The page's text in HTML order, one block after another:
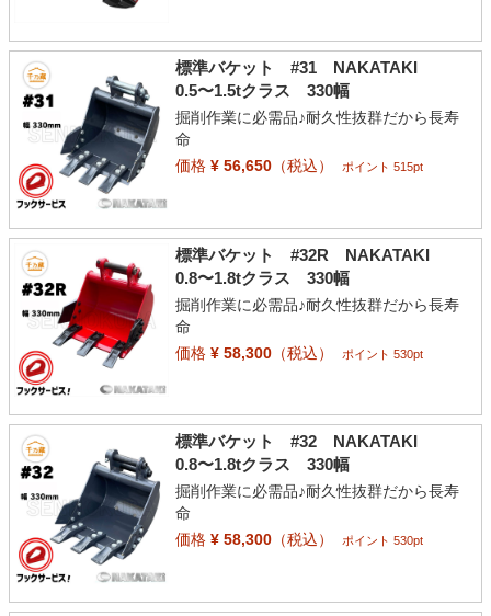
標準バケット #31 NAKATAKI
0.5〜1.5tクラス 330幅
掘削作業に必需品♪耐久性抜群だから長寿
命
価格¥ 56,650（税込） ポイント 515pt
標準バケット #32R NAKATAKI
0.8〜1.8tクラス 330幅
掘削作業に必需品♪耐久性抜群だから長寿
命
価格¥ 58,300（税込） ポイント 530pt
標準バケット #32 NAKATAKI
0.8〜1.8tクラス 330幅
掘削作業に必需品♪耐久性抜群だから長寿
命
価格¥ 58,300（税込） ポイント 530pt